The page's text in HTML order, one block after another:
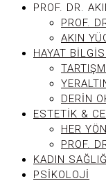
PROF. DR.
PROF.
AKIN
HAYAT
DERIN
ESTETIK &
HER
PROF.
KADIN SAĞLIĞI
PSIKOLOJI